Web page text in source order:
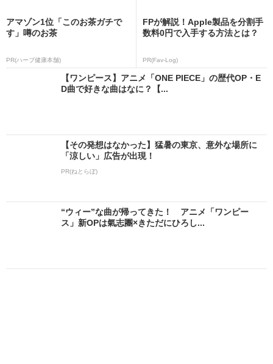
アマゾン1位「このお茶ガチで
す」噂のお茶
PR(ハーブ健康本舗)
FPが解説！Apple製品を分割手
数料0円で入手する方法とは？
PR(Fav-Log)
【ワンピース】アニメ「ONE PIECE」の歴代OP・E
D曲で好きな曲はなに？【...
【その発想はなかった】猛暑の東京、意外な場所に
「涼しい」広告が出現！
PR(ねとらぼ)
“ウィー”な曲が帰ってきた！ アニメ「ワンピー
ス」新OPは氣志團×きただにひろし...